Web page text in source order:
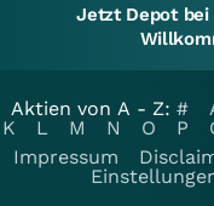
Jetzt Depot bei
Aktien von A - Z: #
K
L M N O P
Impressum